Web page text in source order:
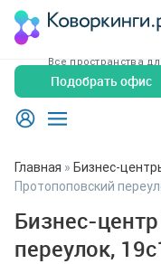
Все пространства
Подобрать офис
Главная » Бизнес-
Протопоповский
Бизнес-
переулок,